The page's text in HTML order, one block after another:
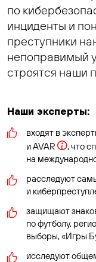
по
инциденты и
преступники
непоправимый
строятся наши
Наши эксперты:
входят в
и AVAR
, что
на
расследуют
и
защищают
по футболу,
выборы, «Игры
исследуют